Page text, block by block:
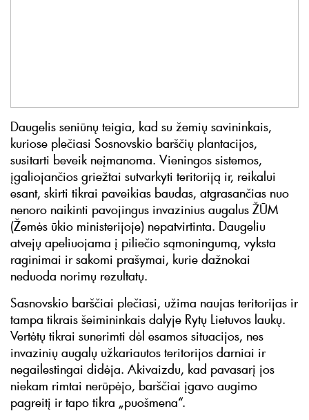
Daugelis seniūnų teigia, kad su žemių savininkais,
kuriose plečiasi Sosnovskio barščių plantacijos,
susitarti beveik neįmanoma. Vieningos sistemos,
įgaliojančios griežtai sutvarkyti teritoriją ir, reikalui
esant, skirti tikrai paveikias baudas, atgrasančias nuo
nenoro naikinti pavojingus invazinius augalus ŽŪM
(Žemės ūkio ministerijoje) nepatvirtinta. Daugeliu
atvejų apeliuojama į piliečio sąmoningumą, vyksta
raginimai ir sakomi prašymai, kurie dažnokai
neduoda norimų rezultatų.
Sasnovskio barščiai plečiasi, užima naujas teritorijas ir
tampa tikrais šeimininkais dalyje Rytų Lietuvos laukų.
Vertėtų tikrai sunerimti dėl esamos situacijos, nes
invazinių augalų užkariautos teritorijos darniai ir
negailestingai didėja. Akivaizdu, kad pavasarį jos
niekam rimtai nerūpėjo, barščiai įgavo augimo
pagreitį ir tapo tikra „puošmena“.